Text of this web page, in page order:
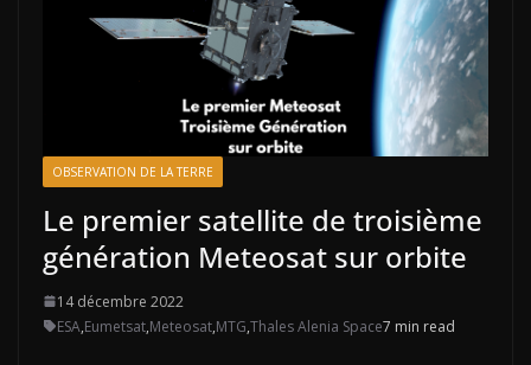
OBSERVATION DE LA TERRE
Le premier satellite de troisième
génération Meteosat sur orbite
14 décembre 2022
ESA,Eumetsat,Meteosat,MTG,Thales Alenia Space7 min read